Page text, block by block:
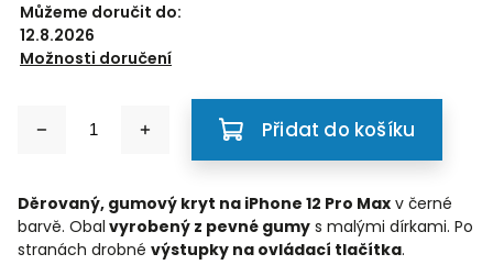
Můžeme doručit do:
12.8.2026
Možnosti doručení
Přidat do košíku
Děrovaný, gumový kryt na iPhone 12 Pro Max v černé
barvě. Obal vyrobený z pevné gumy s malými dírkami. Po
stranách drobné výstupky na ovládací tlačítka.